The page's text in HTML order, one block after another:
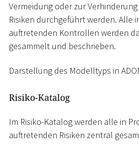
Vermeidung oder zur
Risiken durchgeführt werden. Alle
auftretenden Kontrollen werden
gesammelt und beschrieben.
Darstellung des Modelltyps in
Risiko-Katalog
Im Risiko-Katalog werden alle in
auftretenden Risiken zentral